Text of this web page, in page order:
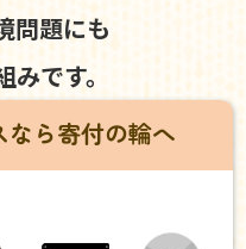
問題にも
です。
なら寄付の輪へ